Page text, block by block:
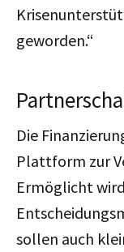
geworden.“
Die
Plattform zur
Ermöglicht
sollen auch